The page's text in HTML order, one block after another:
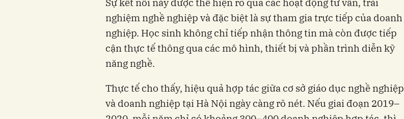
Sự kết nối này được thể hiện rõ qua các hoạt động tư vấn, trải
nghiệm nghề nghiệp và đặc biệt là sự tham gia trực tiếp của doanh
nghiệp. Học sinh không chỉ tiếp nhận thông tin mà còn được tiếp
cận thực tế thông qua các mô hình, thiết bị và phần trình diễn kỹ
năng nghề.
Thực tế cho thấy, hiệu quả hợp tác giữa cơ sở giáo dục nghề nghiệp
và doanh nghiệp tại Hà Nội ngày càng rõ nét. Nếu giai đoạn 2019–